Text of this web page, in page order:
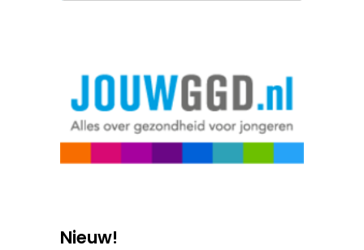
Nieuw!